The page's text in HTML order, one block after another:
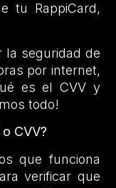
tu RappiCard,
la seguridad de
por internet,
es el CVV y
todo!
CVV?
que funciona
verificar que